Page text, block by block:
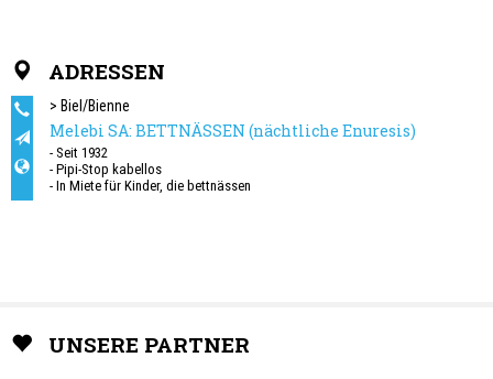
ADRESSEN
> Biel/Bienne
Melebi SA: BETTNÄSSEN (nächtliche Enuresis)
- Seit 1932
- Pipi-Stop kabellos
- In Miete für Kinder, die bettnässen
UNSERE PARTNER